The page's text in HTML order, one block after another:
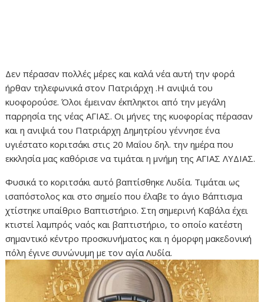
Δεν πέρασαν πολλές μέρες και καλά νέα αυτή την φορά
ήρθαν τηλεφωνικά στον Πατριάρχη .Η ανιψιά του
κυοφορούσε. Όλοι έμειναν έκπληκτοι από την μεγάλη
παρρησία της νέας ΑΓΙΑΣ. Οι μήνες της κυοφορίας πέρασαν
και η ανιψιά του Πατριάρχη Δημητρίου γέννησε ένα
υγιέστατο κοριτσάκι στις 20 Μαΐου δηλ. την ημέρα που
εκκλησία μας καθόρισε να τιμάται η μνήμη της ΑΓΙΑΣ ΛΥΔΙΑΣ.
Φυσικά το κοριτσάκι αυτό βαπτίσθηκε Λυδία. Τιμάται ως
ισαπόστολος και στο σημείο που έλαβε το άγιο Βάπτισμα
χτίστηκε υπαίθριο Βαπτιστήριο. Στη σημερινή Καβάλα έχει
κτιστεί λαμπρός ναός και βαπτιστήριο, το οποίο κατέστη
σημαντικό κέντρο προσκυνήματος και η όμορφη μακεδονική
πόλη έγινε συνώνυμη με τον αγία Λυδία.